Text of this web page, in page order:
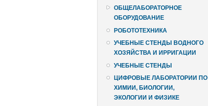
ОБЩЕЛАБОРАТОРНОЕ
ОБОРУДОВАНИЕ
РОБОТОТЕХНИКА
УЧЕБНЫЕ СТЕНДЫ ВОДНОГО
ХОЗЯЙСТВА И ИРРИГАЦИИ
УЧЕБНЫЕ СТЕНДЫ
ЦИФРОВЫЕ ЛАБОРАТОРИИ ПО
ХИМИИ, БИОЛОГИИ,
ЭКОЛОГИИ И ФИЗИКЕ